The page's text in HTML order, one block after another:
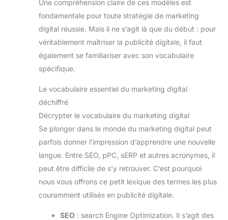
Une compréhension claire de ces modèles est
fondamentale pour toute stratégie de marketing
digital réussie. Mais il ne s’agit là que du début : pour
véritablement maîtriser la publicité digitale, il faut
également se familiariser avec son vocabulaire
spécifique.
Le vocabulaire essentiel du marketing digital
déchiffré
Décrypter le vocabulaire du marketing digital
Se plonger dans le monde du marketing digital peut
parfois donner l’impression d’apprendre une nouvelle
langue. Entre SEO, pPC, sERP et autres acronymes, il
peut être difficile de s’y retrouver. C’est pourquoi
nous vous offrons ce petit lexique des termes les plus
couramment utilisés en publicité digitale.
SEO : search Engine Optimization. Il s’agit des